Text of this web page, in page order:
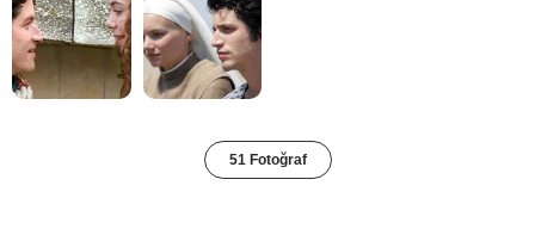
51 Fotoğraf